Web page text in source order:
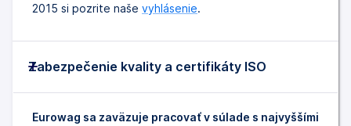
2015 si pozrite naše vyhlásenie.
Zabezpečenie kvality a certifikáty ISO
Eurowag sa zaväzuje pracovať v súlade s najvyššími